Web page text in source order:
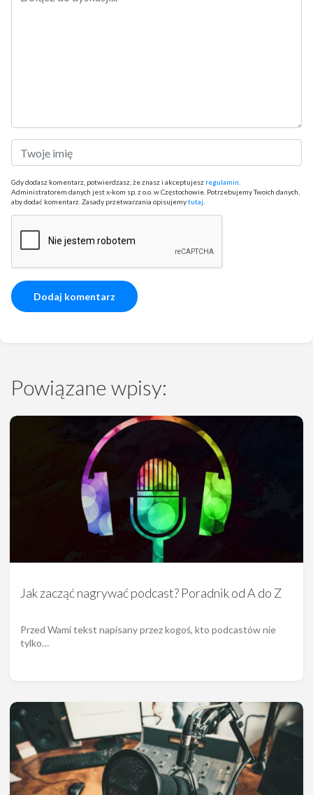
Gdy dodasz komentarz, potwierdzasz, że znasz i akceptujesz regulamin
Administratorem danych jest x-kom sp. z o.o. w Częstochowie. Potrzebujemy Twoich danych,
aby dodać komentarz. Zasady przetwarzania opisujemytutaj
Powiązane wpisy:
Jak zacząć nagrywać podcast? Poradnik od A do Z
Przed Wami tekst napisany przez kogoś, kto podcastów nie
tylko…